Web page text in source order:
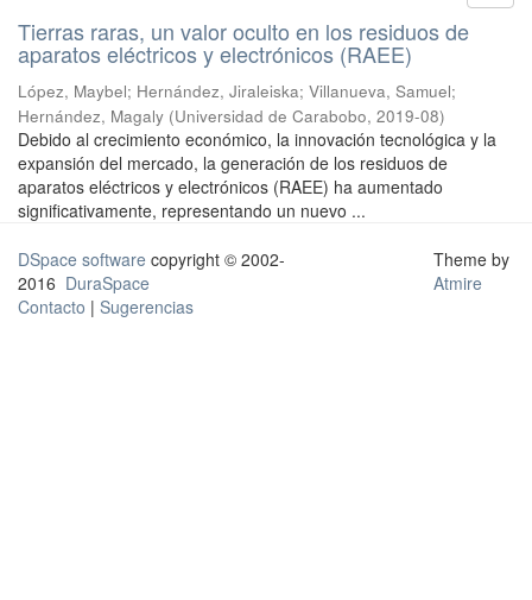
Tierras raras, un valor oculto en los residuos de
aparatos eléctricos y electrónicos (RAEE)
López, Maybel; Hernández, Jiraleiska; Villanueva, Samuel;
Hernández, Magaly (Universidad de Carabobo, 2019-08)
Debido al crecimiento económico, la innovación tecnológica y la
expansión del mercado, la generación de los residuos de
aparatos eléctricos y electrónicos (RAEE) ha aumentado
significativamente, representando un nuevo ...
DSpace software copyright © 2002-
2016 DuraSpace
Contacto | Sugerencias
Theme by
Atmire